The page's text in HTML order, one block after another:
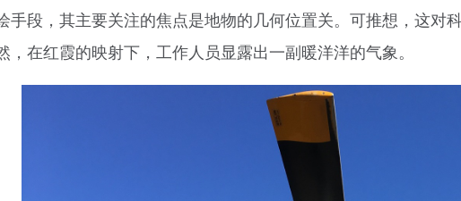
手段，其主要关注的焦点是地物的几何位置关。可推想，这对
，在红霞的映射下，工作人员显露出一副暖洋洋的气象。